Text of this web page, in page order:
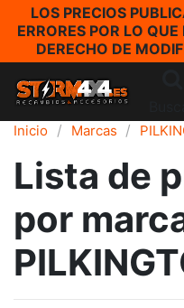
LOS PRECIOS
ERRORES POR LO
DERECHO DE
Inicio Marcas
Lista de
por